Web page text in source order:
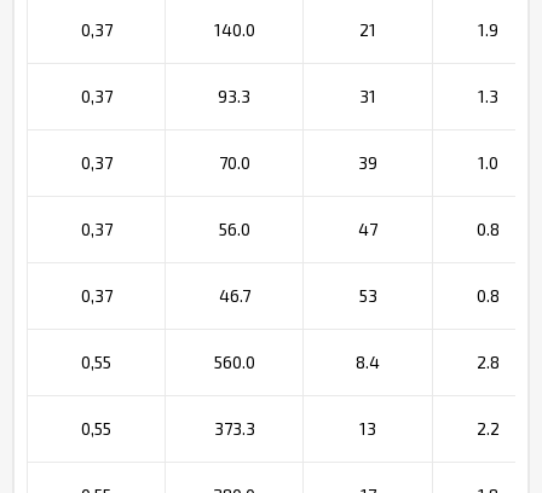
0,37 140.0 21 1.9
0,37 93.3 31 1.3
0,37 70.0 39 1.0
0,37 56.0 47 0.8
0,37 46.7 53 0.8
0,55 560.0 8.4 2.8
0,55 373.3 13 2.2